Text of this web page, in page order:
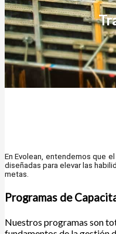
Plataforma
Aplicación Moodle
Gestión de
Contenido
Aula virtual
Restaurantes
En Evolean, entendemos que
diseñadas para elevar las
metas.
Programas de
Nuestros programas son